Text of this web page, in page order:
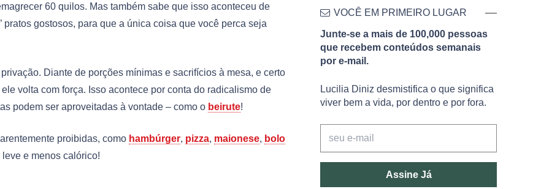
60 quilos. Mas também sabe que isso aconteceu de
pratos gostosos, para que a única coisa que você perca seja
Diante de porções mínimas e sacrifícios à mesa, e certo
volta com força. Isso acontece por conta do radicalismo de
podem ser aproveitadas à vontade – como o beirute!
proibidas, como hambúrger, pizza, maionese, bolo
e menos calórico!
VOCÊ EM PRIMEIRO LUGAR
Junte-se a mais de 100,000 pessoas
que recebem conteúdos semanais
por e-mail.
Lucilia Diniz desmistifica o que significa
viver bem a vida, por dentro e por fora.
Assine Já